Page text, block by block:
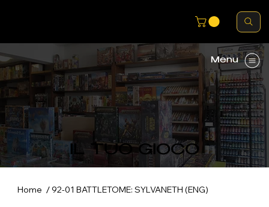
IL TUO GIOCO
Menu
Home /92-01 BATTLETOME: SYLVANETH (ENG)